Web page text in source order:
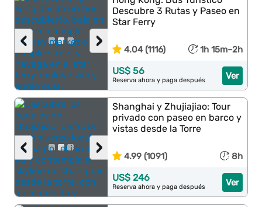
›
‹
Descubre 3 Rutas y Paseo en
Star Ferry
4.04 (1116) 1h 15m–2h
Ver
US$ 56
Reserva ahora y paga después
›
‹
Shanghai y Zhujiajiao: Tour
privado con paseo en barco y
vistas desde la Torre
4.99 (1091) 8h
Ver
US$ 246
Reserva ahora y paga después